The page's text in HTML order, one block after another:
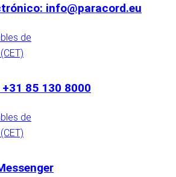
info@paracord.eu
de
85 130 8000
de